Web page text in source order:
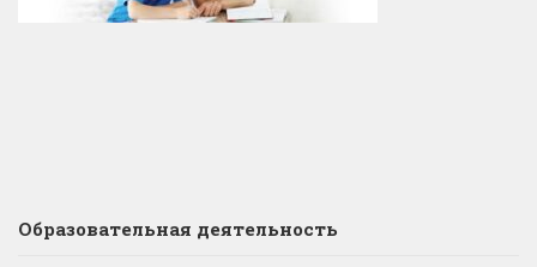
Образовательная деятельность